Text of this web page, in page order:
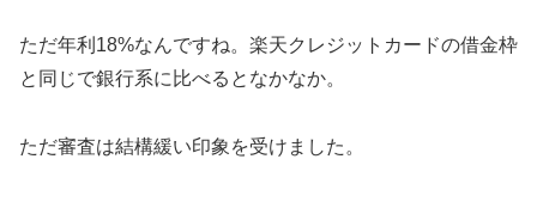
ただ年利18%なんですね。楽天クレジットカードの借金枠
と同じで銀行系に比べるとなかなか。
ただ審査は結構緩い印象を受けました。